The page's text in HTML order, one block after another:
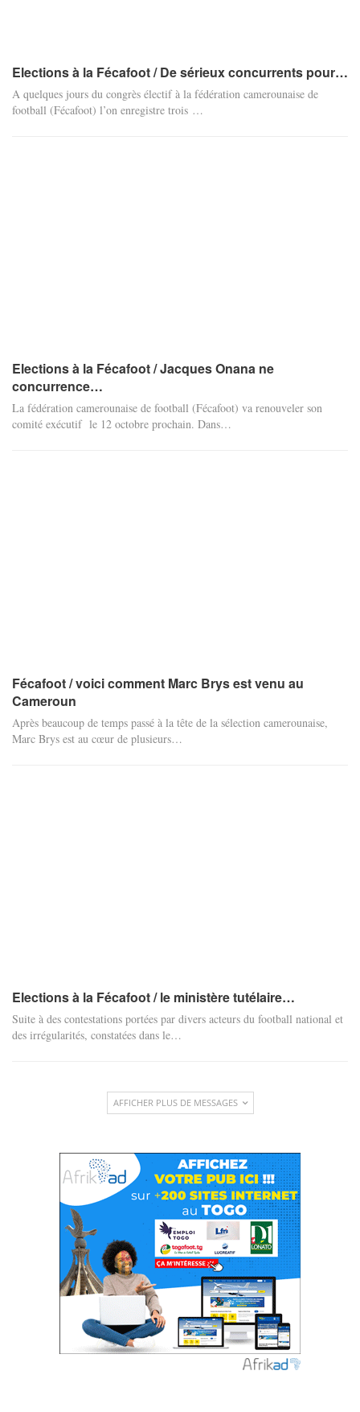
Elections à la Fécafoot / De sérieux concurrents pour…
A quelques jours du congrès électif à la fédération camerounaise de
football (Fécafoot) l’on enregistre trois …
Elections à la Fécafoot / Jacques Onana ne
concurrence…
La fédération camerounaise de football (Fécafoot) va renouveler son
comité exécutif le 12 octobre prochain. Dans…
Fécafoot / voici comment Marc Brys est venu au
Cameroun
Après beaucoup de temps passé à la tête de la sélection camerounaise,
Marc Brys est au cœur de plusieurs…
Elections à la Fécafoot / le ministère tutélaire…
Suite à des contestations portées par divers acteurs du football national et
des irrégularités, constatées dans le…
AFFICHER PLUS DE MESSAGES